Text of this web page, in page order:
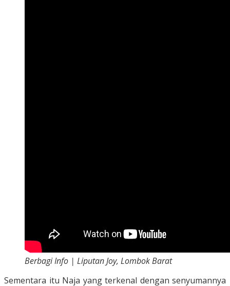
Berbagi Info | Liputan Joy, Lombok Barat
Sementara itu Naja yang terkenal dengan senyumannya